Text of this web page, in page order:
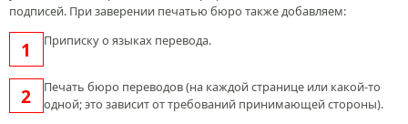
подписей. При заверении печатью бюро также добавляем:
Приписку о языках перевода.
Печать бюро переводов (на каждой странице или какой-то
одной; это зависит от требований принимающей стороны).